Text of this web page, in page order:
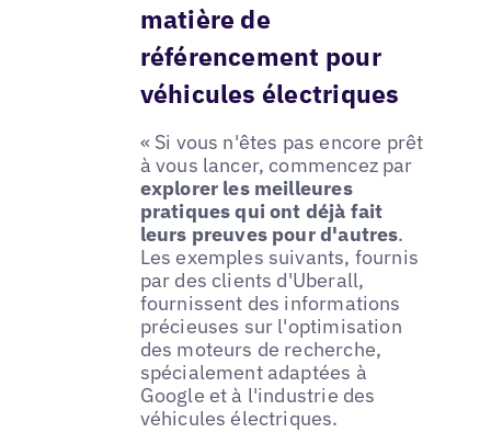
matière de
référencement pour
véhicules électriques
« Si vous n'êtes pas encore prêt
à vous lancer, commencez par
explorer les meilleures
pratiques qui ont déjà fait
leurs preuves pour d'autres.
Les exemples suivants, fournis
par des clients d'Uberall,
fournissent des informations
précieuses sur l'optimisation
des moteurs de recherche,
spécialement adaptées à
Google et à l'industrie des
véhicules électriques.